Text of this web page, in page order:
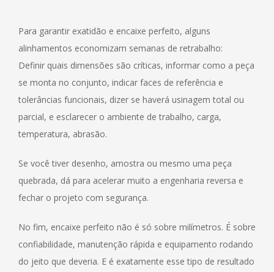
Para garantir exatidão e encaixe perfeito, alguns
alinhamentos economizam semanas de retrabalho:
Definir quais dimensões são críticas, informar como a peça
se monta no conjunto, indicar faces de referência e
tolerâncias funcionais, dizer se haverá usinagem total ou
parcial, e esclarecer o ambiente de trabalho, carga,
temperatura, abrasão.
Se você tiver desenho, amostra ou mesmo uma peça
quebrada, dá para acelerar muito a engenharia reversa e
fechar o projeto com segurança.
No fim, encaixe perfeito não é só sobre milímetros. É sobre
confiabilidade, manutenção rápida e equipamento rodando
do jeito que deveria. E é exatamente esse tipo de resultado